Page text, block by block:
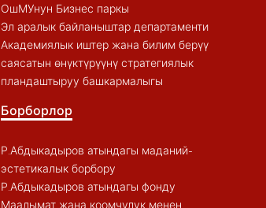
ОшМУнун Бизнес паркы
Эл аралык байланыштар департаменти
Академиялык иштер жана билим берүү
саясатын өнүктүрүүнү стратегиялык
пландаштыруу башкармалыгы
Борборлор
Р.Абдыкадыров атындагы маданий-
эстетикалык борбору
Р.Абдыкадыров атындагы фонду
Маалымат жана коомчулук менен